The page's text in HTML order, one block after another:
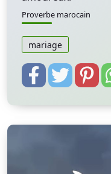
Proverbe marocain
mariage